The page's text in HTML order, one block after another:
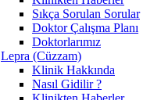
Sıkça Sorulan Sorular
Doktor Çalışma Planı
Doktorlarımız
Lepra (Cüzzam)
Klinik Hakkında
Nasıl Gidilir ?